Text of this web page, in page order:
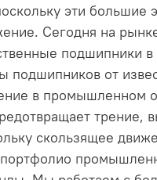
эти
Сегодня на
подшипники
подшипников от
в промышленном
трение,
скользящее